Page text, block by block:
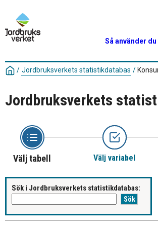
Så använder
/ Jordbruksverkets statistikdatabas /
Jordbruksverkets
Välj tabell Välj variabel
Sök i Jordbruksverkets statistikdatabas: